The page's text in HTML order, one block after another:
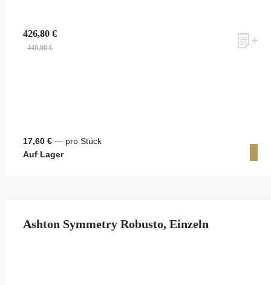
440,00 €
426,80 €
17,60 € — pro Stück
Auf Lager
25
Ashton Symmetry Robusto, Einzeln